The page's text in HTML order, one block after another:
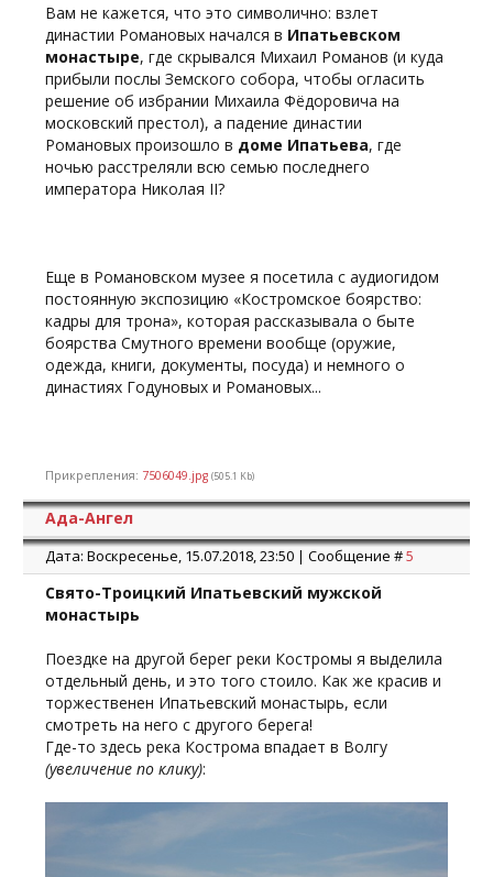
Вам не кажется, что это символично: взлет
династии Романовых начался в Ипатьевском
монастыре, где скрывался Михаил Романов (и куда
прибыли послы Земского собора, чтобы огласить
решение об избрании Михаила Фёдоровича на
московский престол), а падение династии
Романовых произошло в доме Ипатьева, где
ночью расстреляли всю семью последнего
императора Николая II?
Еще в Романовском музее я посетила с аудиогидом
постоянную экспозицию «Костромское боярство:
кадры для трона», которая рассказывала о быте
боярства Смутного времени вообще (оружие,
одежда, книги, документы, посуда) и немного о
династиях Годуновых и Романовых...
Прикрепления: 7506049.jpg (505.1 Kb)
Ада-Ангел
Дата: Воскресенье, 15.07.2018, 23:50 | Сообщение #5
Свято-Троицкий Ипатьевский мужской
монастырь
Поездке на другой берег реки Костромы я выделила
отдельный день, и это того стоило. Как же красив и
торжественен Ипатьевский монастырь, если
смотреть на него с другого берега!
Где-то здесь река Кострома впадает в Волгу
(увеличение по клику):